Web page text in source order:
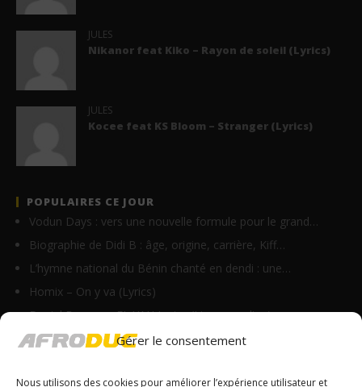
Gérer le consentement
Nous utilisons des cookies pour améliorer l’expérience utilisateur et
JULES
Nikanor feat Kiko – Rayon de soleil (Lyrics)
JULES
Kocee feat KS Bloom – Stranger (Lyrics)
POPULAIRES CE JOUR
Vodun Days : vers une nouvelle formule pour le grand…
Biographie de Didi B : âge, origine, carrière, Kiff…
L’hymne national du Bénin chanté en dendi : une…
Homix – On y va (Lyrics)
Daniel Banam – EL YAH Lyrics (Live recording)
Résidences artistiques à Paris : l’Institut…